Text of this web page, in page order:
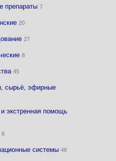
препараты 7
20
27
8
45
сырьё, эфирные
экстренная помощь
8
системы 48